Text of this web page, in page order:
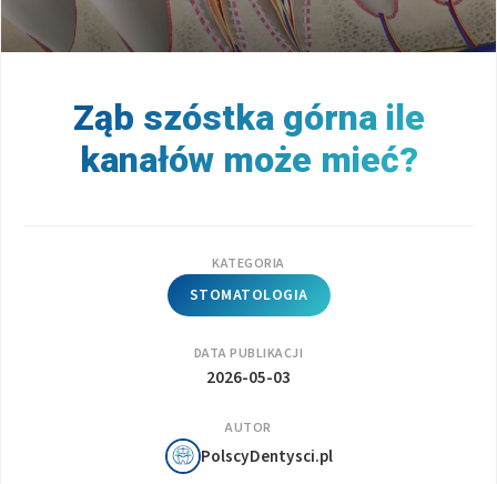
Ząb szóstka górna ile
kanałów może mieć?
KATEGORIA
STOMATOLOGIA
DATA PUBLIKACJI
2026-05-03
AUTOR
PolscyDentysci.pl